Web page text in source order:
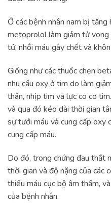
Ở các bệnh nhân nam bị
metoprolol làm giảm tử
tử, nhồi máu gây chết và
Giống như các thuốc chẹn
nhu cầu oxy ở tim do làm
thân, nhịp tim và lực co cơ
và qua đó kéo dài thời gian
sự tưới máu và cung cấp oxy
cung cấp máu.
Do đó, trong chứng đau thắt
thời gian và độ nặng của các
thiếu máu cục bộ âm thầm,
của bệnh nhân.